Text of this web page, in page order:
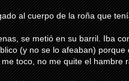
al cuerpo de la roña que
se metió en su barril. Iba
(y no se lo afeaban)
toco, no me quite el hambre